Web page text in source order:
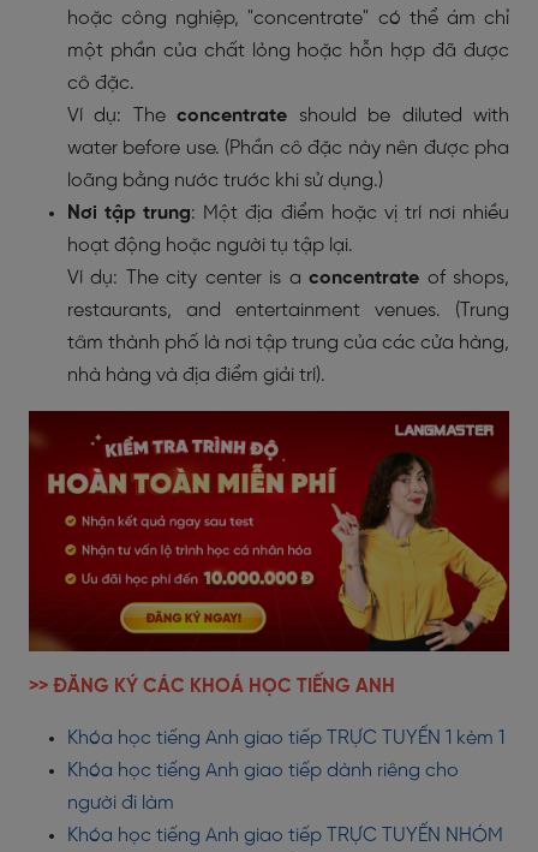
hoặc công nghiệp, "concentrate" có thể ám chỉ
một phần của chất lỏng hoặc hỗn hợp đã được
cô đặc.
Ví dụ: Theconcentrate should be diluted with
water before use. (Phần cô đặc này nên được pha
loãng bằng nước trước khi sử dụng.)
Nơi tập trung: Một địa điểm hoặc vị trí nơi nhiều
hoạt động hoặc người tụ tập lại.
Ví dụ: The city center is aconcentrate of shops,
restaurants, and entertainment venues. (Trung
tâm thành phố là nơi tập trung của các cửa hàng,
nhà hàng và địa điểm giải trí).
>> ĐĂNG KÝ CÁC KHOÁ HỌC TIẾNG ANH
Khóa học tiếng Anh giao tiếp TRỰC TUYẾN 1 kèm 1
Khóa học tiếng Anh giao tiếp dành riêng cho
người đi làm
Khóa học tiếng Anh giao tiếp TRỰC TUYẾN NHÓM